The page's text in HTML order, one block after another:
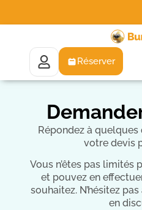
Réserver
Répondez à
votre devis
Vous n’êtes pas limités
et pouvez en
souhaitez. N’hésitez
en